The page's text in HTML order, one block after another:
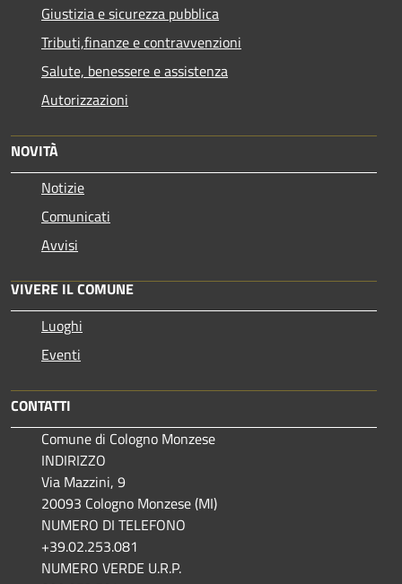
Giustizia e sicurezza pubblica
Tributi,finanze e contravvenzioni
Salute, benessere e assistenza
Autorizzazioni
NOVITÀ
Notizie
Comunicati
Avvisi
VIVERE IL COMUNE
Luoghi
Eventi
CONTATTI
Comune di Cologno Monzese
INDIRIZZO
Via Mazzini, 9
20093 Cologno Monzese (MI)
NUMERO DI TELEFONO
+39.02.253.081
NUMERO VERDE U.R.P.